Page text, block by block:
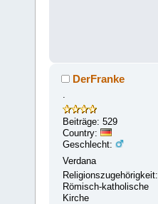
DerFranke
Beiträge: 529
Country:
Geschlecht:
Verdana
Religionszugehörigkeit:
Römisch-katholische
Kirche